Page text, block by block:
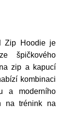
Zip Hoodie je
špičkového
zip a kapucí
kombinaci
a moderního
na trénink na